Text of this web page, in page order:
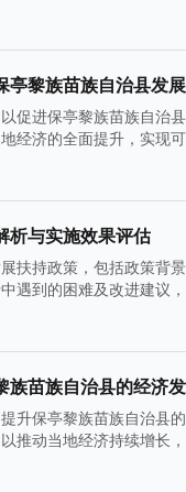
亭黎族苗族自治县发
促进保亭黎族苗族自治
经济的全面提升，实现
析与实施效果评估
扶持政策，包括政策背
遇到的困难及改进建议
族苗族自治县的经济
升保亭黎族苗族自治县
推动当地经济持续增长